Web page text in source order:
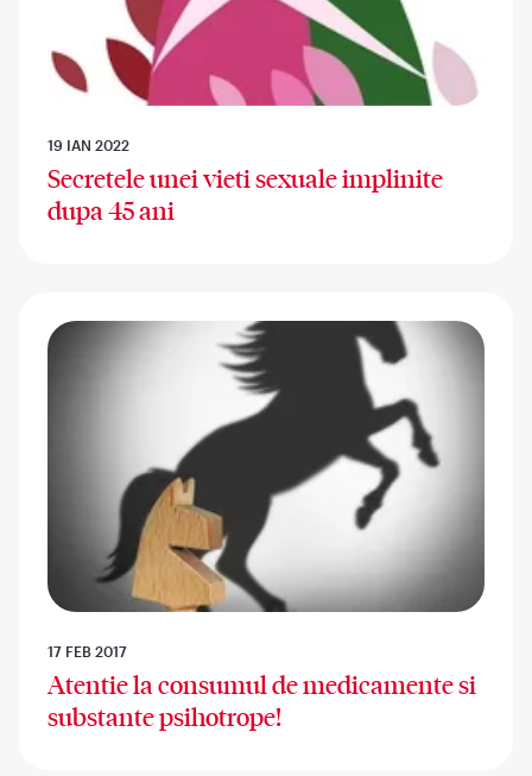
19 IAN 2022
Secretele unei vieti sexuale implinite
dupa 45 ani
17 FEB 2017
Atentie la consumul de medicamente si
substante psihotrope!